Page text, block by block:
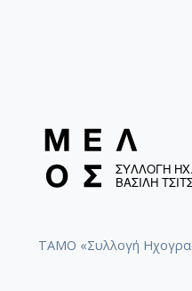
ΤΑΜΟ «Συλλογή